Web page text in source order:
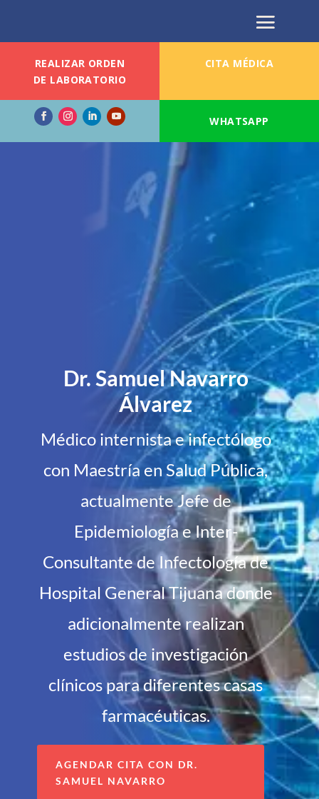
REALIZAR ORDEN
DE LABORATORIO
CITA MÉDICA
WHATSAPP
Dr. Samuel Navarro
Álvarez
Médico internista e infectólogo
con Maestría en Salud Pública,
actualmente Jefe de
Epidemiología e Inter-
Consultante de Infectología de
Hospital General Tijuana donde
adicionalmente realizan
estudios de investigación
clínicos para diferentes casas
farmacéuticas.
AGENDAR CITA CON DR.
SAMUEL NAVARRO